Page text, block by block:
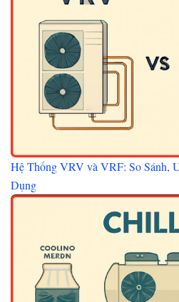
Hệ Thống VRV và VRF: So Sánh,
Dụng